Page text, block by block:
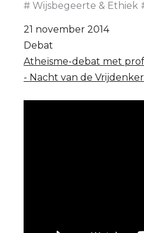
(Reyers
2015)
Wijsbegeerte & Ethiek
21 november 2014
Debat
Atheïsme-debat met
- Nacht van de